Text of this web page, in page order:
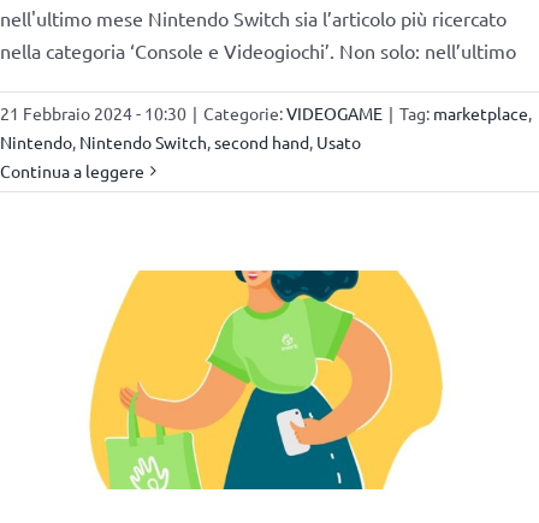
nell'ultimo mese Nintendo Switch sia l’articolo più ricercato
nella categoria ‘Console e Videogiochi’. Non solo: nell’ultimo
21 Febbraio 2024 - 10:30 | Categorie:VIDEOGAME | Tag: marketplace,
Nintendo, Nintendo Switch,second hand, Usato
Continua a leggere